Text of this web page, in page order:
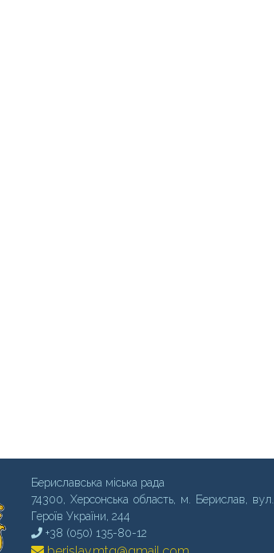
Бериславська міська рада
74300, Херсонська область, м. Бериcлав, вул.
Героїв України, 244
+38 (050) 135-80-12